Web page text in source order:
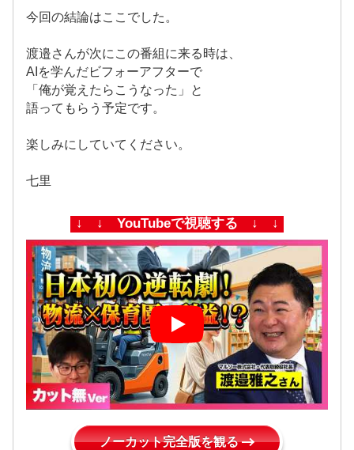
今回の結論はここでした。
渡邉さんが次にこの番組に来る時は、
AIを学んだビフォーアフターで
「俺が覚えたらこうなった」と
語ってもらう予定です。
楽しみにしていてください。
七里
↓ ↓ YouTubeで視聴する ↓ ↓
ノーカット完全版を観る